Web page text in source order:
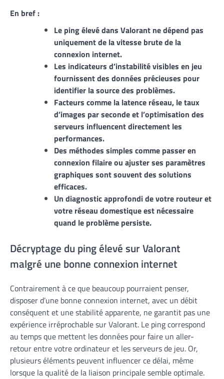
En bref :
Le ping élevé dans Valorant ne dépend pas
uniquement de la vitesse brute de la
connexion internet.
Les indicateurs d’instabilité visibles en jeu
fournissent des données précieuses pour
identifier la source des problèmes.
Facteurs comme la latence réseau, le taux
d’images par seconde et l’optimisation des
serveurs influencent directement les
performances.
Des méthodes simples comme passer en
connexion filaire ou ajuster ses paramètres
graphiques sont souvent des solutions
efficaces.
Un diagnostic approfondi de votre routeur et
votre réseau domestique est nécessaire
quand le problème persiste.
Décryptage du ping élevé sur Valorant
malgré une bonne connexion internet
Contrairement à ce que beaucoup pourraient penser,
disposer d’une bonne connexion internet, avec un débit
conséquent et une stabilité apparente, ne garantit pas une
expérience irréprochable sur Valorant. Le ping correspond
au temps que mettent les données pour faire un aller-
retour entre votre ordinateur et les serveurs de jeu. Or,
plusieurs éléments peuvent influencer ce délai, même
lorsque la qualité de la liaison principale semble optimale.